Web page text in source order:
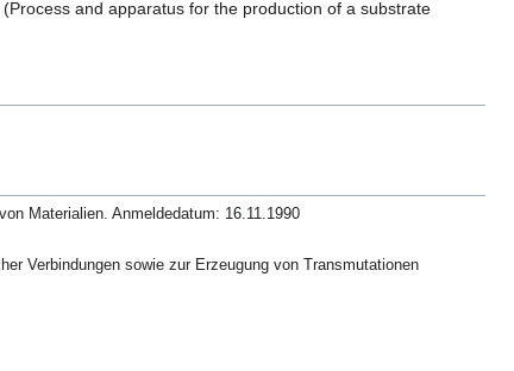
and apparatus for the production of a substrate
Materialien. Anmeldedatum: 16.11.1990
Verbindungen sowie zur Erzeugung von Transmutationen